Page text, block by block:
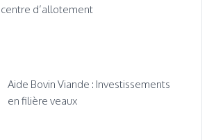
centre d’allotement
Aide Bovin Viande : Investissements
en filière veaux